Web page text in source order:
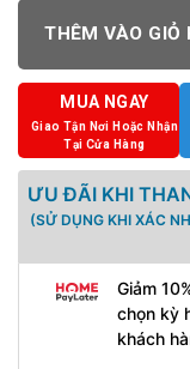
THÊM VÀO GIỎ
MUA NGAY
Giao Tận Nơi Hoặc Nhận
Tại Cửa Hàng
ƯU ĐÃI KHI
(SỬ DỤNG KHI XÁC
Giảm
chọn kỳ
khách